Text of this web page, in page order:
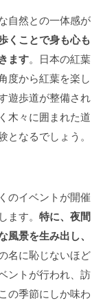
自然との一体感が
くことで身も心も
ます。日本の紅葉
度から紅葉を楽し
遊歩道が整備され
木々に囲まれた道
なるでしょう。
のイベントが開催
す。 特に、夜間
景を生み出し、
名に恥じないほど
ントが行われ、訪
の季節にしか味わ